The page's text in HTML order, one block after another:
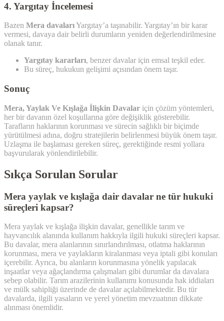
4. Yargıtay İncelemesi
Bazen Mera davalarıYargıtay’a taşınabilir. Yargıtay’ın bir karar
vermesi, davaya dair belirli durumların yeniden değerlendirilmesine
olanak tanır.
Yargıtay kararları, benzer davalar için emsal teşkil eder.
Bu süreç, hukukun gelişimi açısından önem taşır.
Sonuç
Mera, Yaylak Ve Kışlağa İlişkin Davalar için çözüm yöntemleri,
her bir davanın özel koşullarına göre değişiklik gösterebilir.
Tarafların haklarının korunması ve sürecin sağlıklı bir biçimde
yürütülmesi adına, doğru stratejilerin belirlenmesi büyük önem taşır.
Uzlaşma ile başlaması gereken süreç, gerektiğinde resmi yollara
başvurularak yönlendirilebilir.
Sıkça Sorulan Sorular
Mera yaylak ve kışlağa dair davalar ne tür hukuki
süreçleri kapsar?
Mera yaylak ve kışlağa ilişkin davalar, genellikle tarım ve
hayvancılık alanında kullanım hakkıyla ilgili hukuki süreçleri kapsar.
Bu davalar, mera alanlarının sınırlandırılması, otlatma haklarının
korunması, mera ve yaylakların kiralanması veya iptali gibi konuları
içerebilir. Ayrıca, bu alanların korunmasına yönelik yapılacak
inşaatlar veya ağaçlandırma çalışmaları gibi durumlar da davalara
sebep olabilir. Tarım arazilerinin kullanımı konusunda hak iddiaları
ve mülk sahipliği üzerinde de davalar açılabilmektedir. Bu tür
davalarda, ilgili yasaların ve yerel yönetim mevzuatının dikkate
alınması önemlidir.